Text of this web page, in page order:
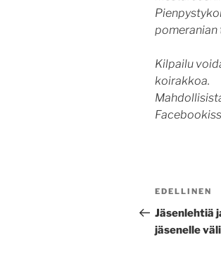
pomeranian
Kilpailu
koirakkoa.
selaus
Edellinen
artikkeli
EDELLINEN
Jäsenlehtiä
jäsenelle